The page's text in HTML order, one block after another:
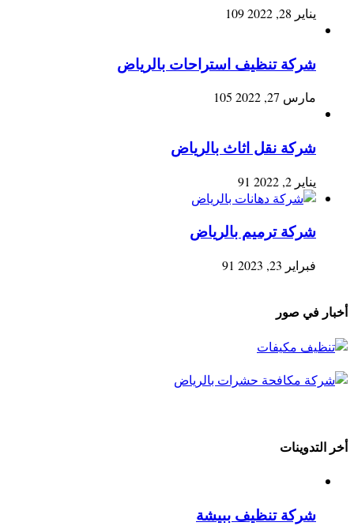
يناير 28, 2022 109
شركة تنظيف استراحات بالرياض
مارس 27, 2022 105
شركة نقل اثاث بالرياض
يناير 2, 2022 91
شركة ترميم بالرياض
فبراير 23, 2023 91
أخبار في صور
أخر التدوينات
شركة تنظيف ببيشة